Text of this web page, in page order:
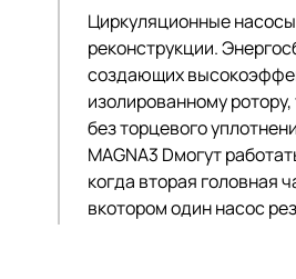
Циркуляционные
реконструкции.
создающих
изолированному
без торцевого
MAGNA3 Dмогут
когда вторая головная
вкотором один насос